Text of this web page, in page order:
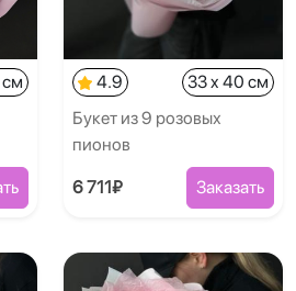
4.9
33 x 40 см
Букет из 9 розовых
пионов
6 711₽ Заказать